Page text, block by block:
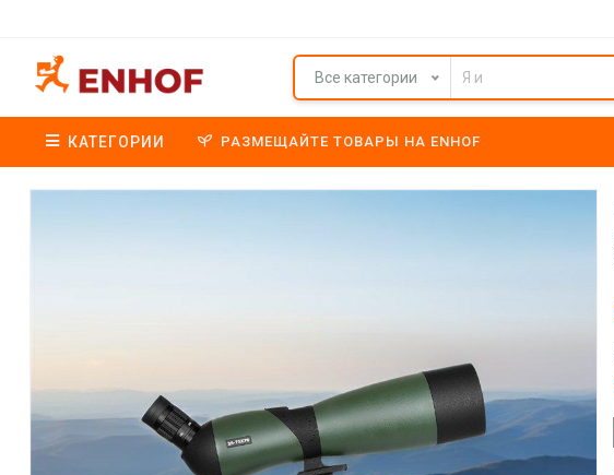
Все категории
КАТЕГОРИИ РАЗМЕЩАЙТЕ ТОВАРЫ НА ENHOF